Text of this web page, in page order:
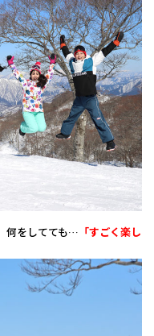
何をしてても… 「すごく楽し